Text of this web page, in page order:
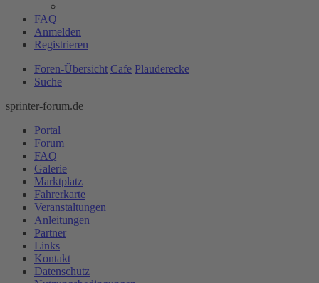
FAQ
Anmelden
Registrieren
Foren-Übersicht Cafe Plauderecke
Suche
sprinter-forum.de
Portal
Forum
FAQ
Galerie
Marktplatz
Fahrerkarte
Veranstaltungen
Anleitungen
Partner
Links
Kontakt
Datenschutz